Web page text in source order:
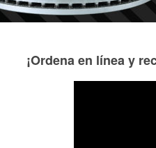
¡Ordena en línea y